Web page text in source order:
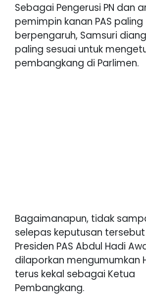
Sebagai Pengerusi PN dan
pemimpin kanan PAS paling
berpengaruh, Samsuri
paling sesuai untuk
pembangkang di Parlimen.
Bagaimanapun, tidak
selepas keputusan
Presiden PAS Abdul Hadi
dilaporkan mengumumkan
terus kekal sebagai Ketua
Pembangkang.